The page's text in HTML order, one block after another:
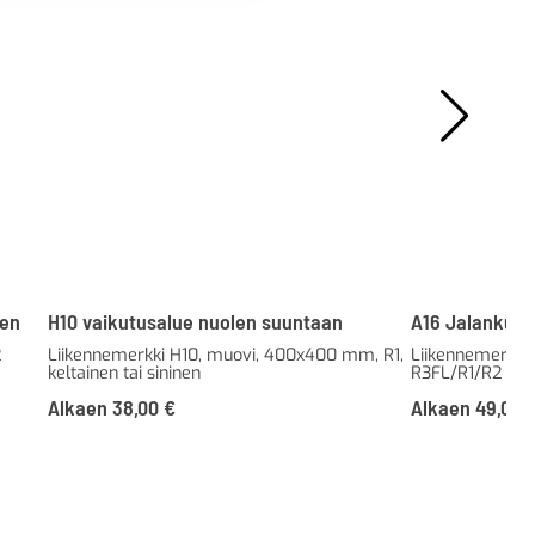
H10 vaikutusalue nuolen suuntaan
Liikennemerkki H10, muovi, 400x400 mm, R1,
keltainen tai sininen
Alkaen 38,00 €
A16
Liikennemerkki
R3FL/R1/R2
Alkaen 49,00